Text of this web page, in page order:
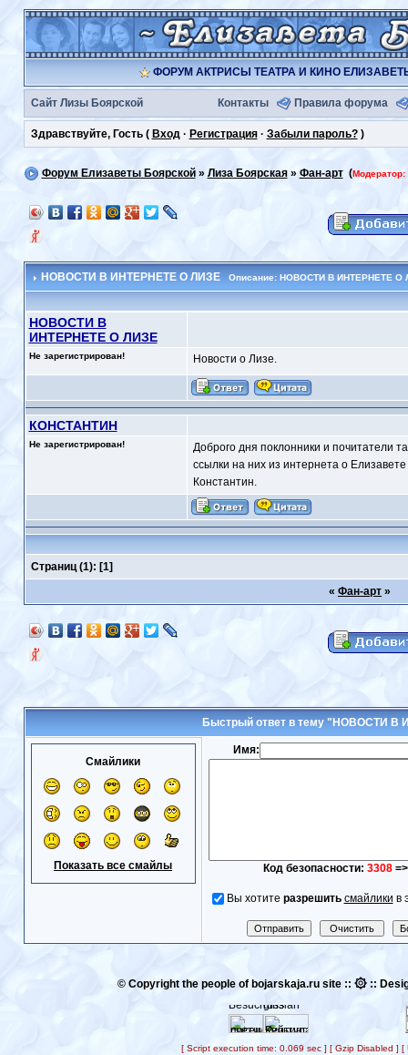
ФОРУМ АКТРИСЫ ТЕАТРА И КИНО
Сайт Лизы Боярской Контакты Правила форума
Здравствуйте, Гость ( Вход· Регистрация· Забыли пароль?)
Форум Елизаветы Боярской» Лиза Боярская» Фан-арт(Модератор:
НОВОСТИ В ИНТЕРНЕТЕ О ЛИЗЕ Описание: НОВОСТИ В ИНТЕРНЕТЕ О
НОВОСТИ В
ИНТЕРНЕТЕ О ЛИЗЕ
Не зарегистрирован! Новости о Лизе.
КОНСТАНТИН
Не зарегистрирован!
Доброго дня поклонники и почитатели
ссылки на них из интернета о
Константин.
Страниц(1): [1]
« Фан-арт »
Быстрый ответ в тему "НОВОСТИ В
Смайлики
Показать все смайлы
Имя:
Код безопасности: 3308=>
Вы хотите разрешить смайлики в
© Copyright the people of bojarskaja.ru site :: ۞ ::
[ Script execution time: 0.069 sec ] [ Gzip Disabled ] [